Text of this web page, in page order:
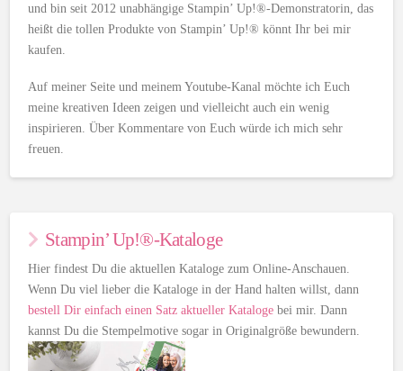
und bin seit 2012 unabhängige Stampin’ Up!®-Demonstratorin, das
heißt die tollen Produkte von Stampin’ Up!® könnt Ihr bei mir
kaufen.
Auf meiner Seite und meinem Youtube-Kanal möchte ich Euch
meine kreativen Ideen zeigen und vielleicht auch ein wenig
inspirieren. Über Kommentare von Euch würde ich mich sehr
freuen.
Stampin’ Up!®-Kataloge
Hier findest Du die aktuellen Kataloge zum Online-Anschauen.
Wenn Du viel lieber die Kataloge in der Hand halten willst, dann
bestell Dir einfach einen Satz aktueller Kataloge bei mir. Dann
kannst Du die Stempelmotive sogar in Originalgröße bewundern.